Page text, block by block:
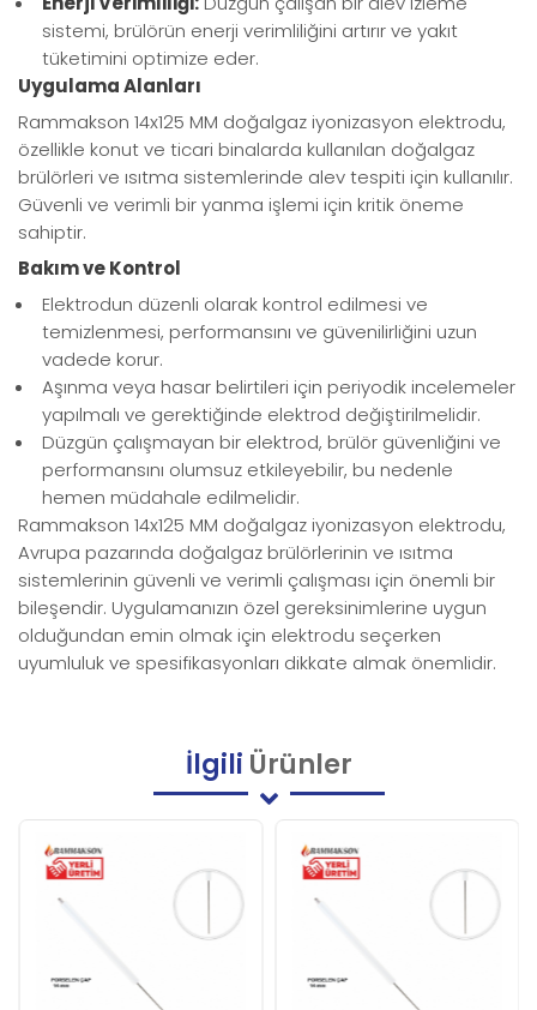
sistemi, brülörün enerji verimliliğini artırır ve yakıt
tüketimini optimize eder.
Uygulama Alanları
Rammakson 14x125 MM doğalgaz iyonizasyon elektrodu,
özellikle konut ve ticari binalarda kullanılan doğalgaz
brülörleri ve ısıtma sistemlerinde alev tespiti için kullanılır.
Güvenli ve verimli bir yanma işlemi için kritik öneme
sahiptir.
Bakım ve Kontrol
Elektrodun düzenli olarak kontrol edilmesi ve
temizlenmesi, performansını ve güvenilirliğini uzun
vadede korur.
Aşınma veya hasar belirtileri için periyodik incelemeler
yapılmalı ve gerektiğinde elektrod değiştirilmelidir.
Düzgün çalışmayan bir elektrod, brülör güvenliğini ve
performansını olumsuz etkileyebilir, bu nedenle
hemen müdahale edilmelidir.
Rammakson 14x125 MM doğalgaz iyonizasyon elektrodu,
Avrupa pazarında doğalgaz brülörlerinin ve ısıtma
sistemlerinin güvenli ve verimli çalışması için önemli bir
bileşendir. Uygulamanızın özel gereksinimlerine uygun
olduğundan emin olmak için elektrodu seçerken
uyumluluk ve spesifikasyonları dikkate almak önemlidir.
İlgili Ürünler